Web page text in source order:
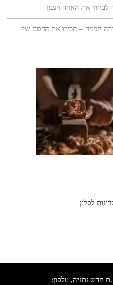
לבחור את האחד הנכון
חכמה – הכירו את הקסם של
לסלון